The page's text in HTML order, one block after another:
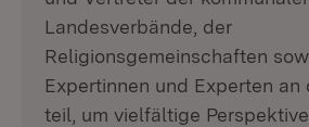
Landesverbände, der
Religionsgemeinschaften
Expertinnen und Experten an
teil, um vielfältige